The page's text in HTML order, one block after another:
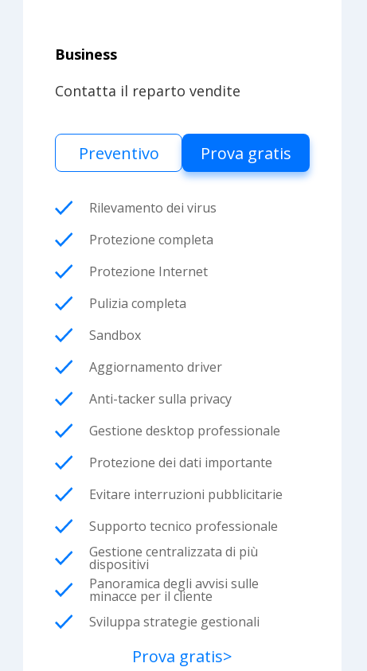
Business
Contatta il reparto vendite
Preventivo Prova gratis
Rilevamento dei virus
Protezione completa
Protezione Internet
Pulizia completa
Sandbox
Aggiornamento driver
Anti-tacker sulla privacy
Gestione desktop professionale
Protezione dei dati importante
Evitare interruzioni pubblicitarie
Supporto tecnico professionale
Gestione centralizzata di più
dispositivi
Panoramica degli avvisi sulle
minacce per il cliente
Sviluppa strategie gestionali
Prova gratis>